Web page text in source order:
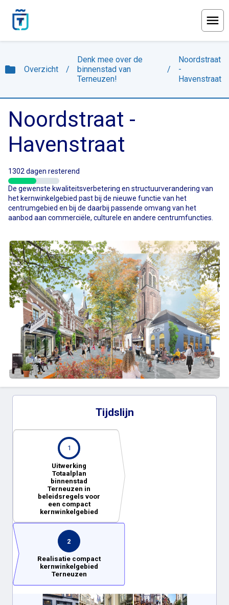
folder Overzicht /
Denk mee over de
binnenstad van
Terneuzen!
/
Noordstraat
-
Havenstraat
Noordstraat -
Havenstraat
1302 dagen resterend
De gewenste kwaliteitsverbetering en structuurverandering van
het kernwinkelgebied past bij de nieuwe functie van het
centrumgebied en bij de daarbij passende omvang van het
aanbod aan commerciële, culturele en andere centrumfuncties.
Tijdslijn
1
Uitwerking
Totaalplan
binnenstad
Terneuzen in
beleidsregels voor
een compact
kernwinkelgebied
2
Realisatie compact
kernwinkelgebied
Terneuzen